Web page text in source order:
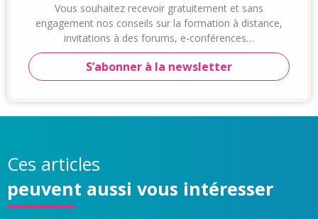
Vous souhaitez recevoir gratuitement et sans
engagement nos conseils sur la formation à distance,
invitations à des forums, e-conférences…
S’abonner à la newsletter
Ces articles
peuvent aussi vous intéresser